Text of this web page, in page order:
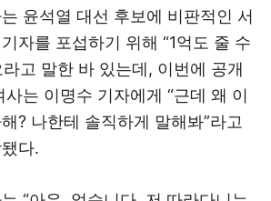
윤석열 대선 후보에 비판적인 서
자를 포섭하기 위해 “1억도 줄 수
고 말한 바 있는데, 이번에 공개
는 이명수 기자에게 “근데 왜 이
? 나한테 솔직하게 말해봐”라고
다.